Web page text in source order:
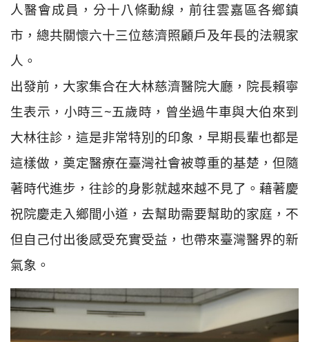
人醫會成員，分十八條動線，前往雲嘉區各鄉鎮
市，總共關懷六十三位慈濟照顧戶及年長的法親家
人。
出發前，大家集合在大林慈濟醫院大廳，院長賴寧
生表示，小時三~五歲時，曾坐過牛車與大伯來到
大林往診，這是非常特別的印象，早期長輩也都是
這樣做，奠定醫療在臺灣社會被尊重的基楚，但隨
著時代進步，往診的身影就越來越不見了。藉著慶
祝院慶走入鄉間小道，去幫助需要幫助的家庭，不
但自己付出後感受充實受益，也帶來臺灣醫界的新
氣象。